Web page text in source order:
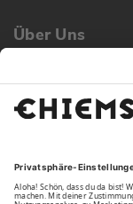
Über Uns
Family
Unsere